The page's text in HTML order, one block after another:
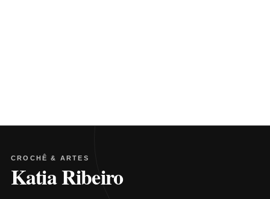
CROCHÊ & ARTES
Katia Ribeiro